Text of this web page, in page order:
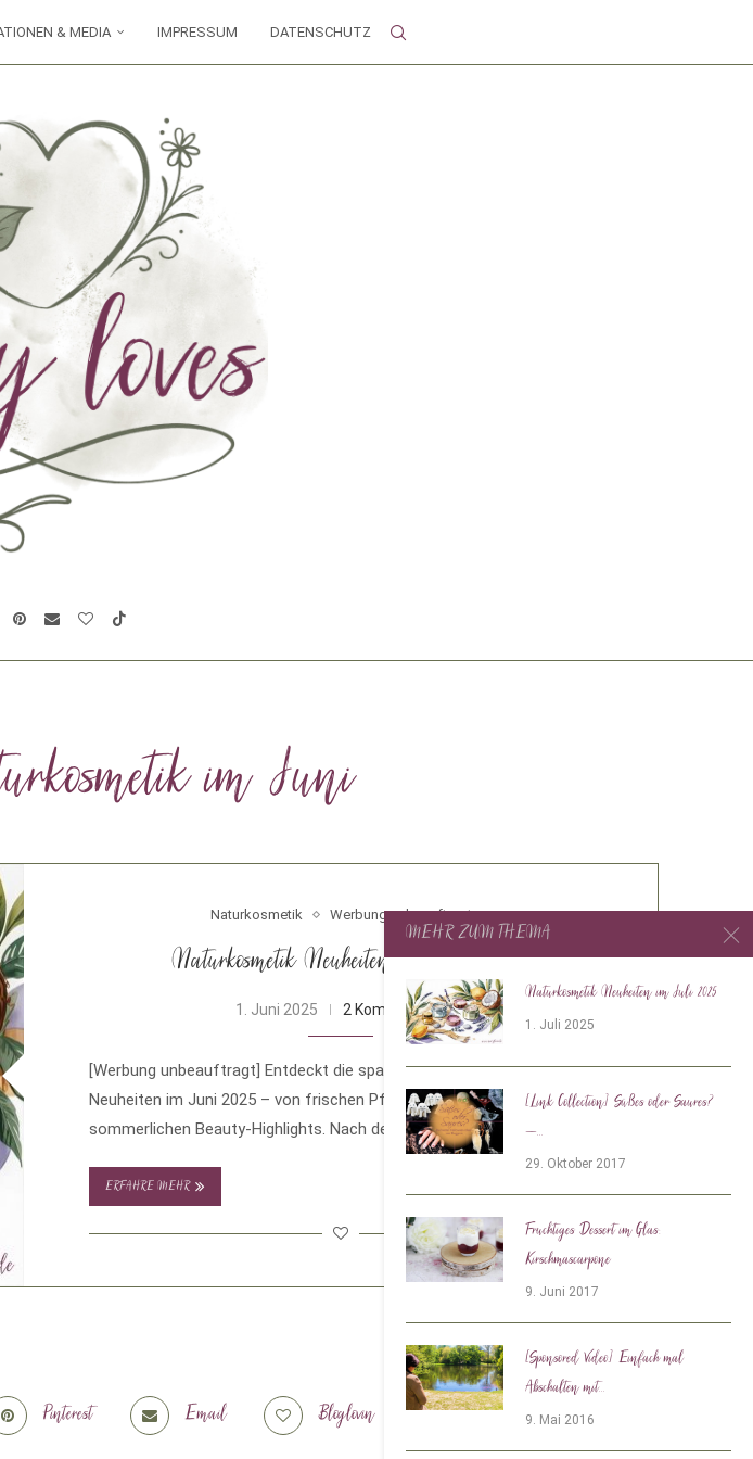
& MEDIA IMPRESSUM DATENSCHUTZ
im Juni
Naturkosmetik Werbung unbeauftragt
Naturkosmetik Neuheiten im Juni 2025
1. Juni 2025 2 Kommentare
[Werbung unbeauftragt] Entdeckt die spannendsten Naturkosmetik-
Neuheiten im Juni 2025 – von frischen Pflegeideen bis zu den ersten
sommerlichen Beauty-Highlights. Nach den letzten …
ERFAHRE MEHR
Pinterest Email Bloglovin Tiktok
MEHR ZUM THEMA
Naturkosmetik Neuheiten im Juli 2025
1. Juli 2025
[Link Collection] Süßes oder Saures?
–...
29. Oktober 2017
Fruchtiges Dessert im Glas:
Kirschmascarpone
9. Juni 2017
[Sponsored Video] Einfach mal
Abschalten mit...
9. Mai 2016